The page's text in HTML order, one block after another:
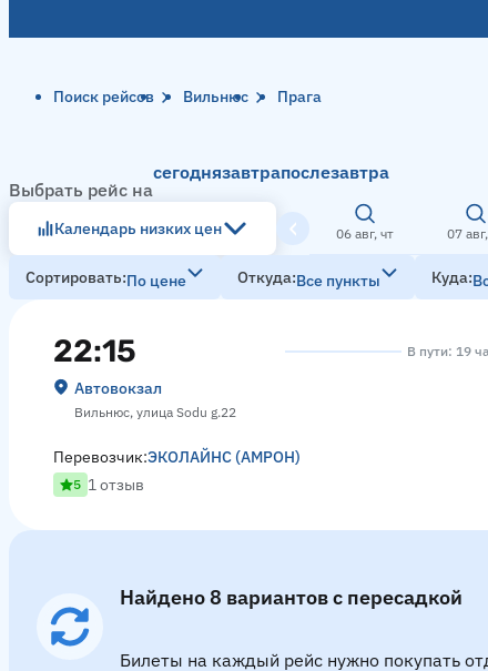
Поиск рейсов Вильнюс Прага
Выбрать рейс на
сегоднязавтрапослезавтра
Календарь низких цен 06 авг, чт 07
Сортировать По цене Откуда Все пункты Куда
22:15
Автовокзал
Вильнюс, улица Sodu g.22
В пути: 19
Перевозчик:ЭКОЛАЙНС (АМРОН)
5 1 отзыв
Найдено 8 вариантов с пересадкой
Билеты на каждый рейс нужно покупать